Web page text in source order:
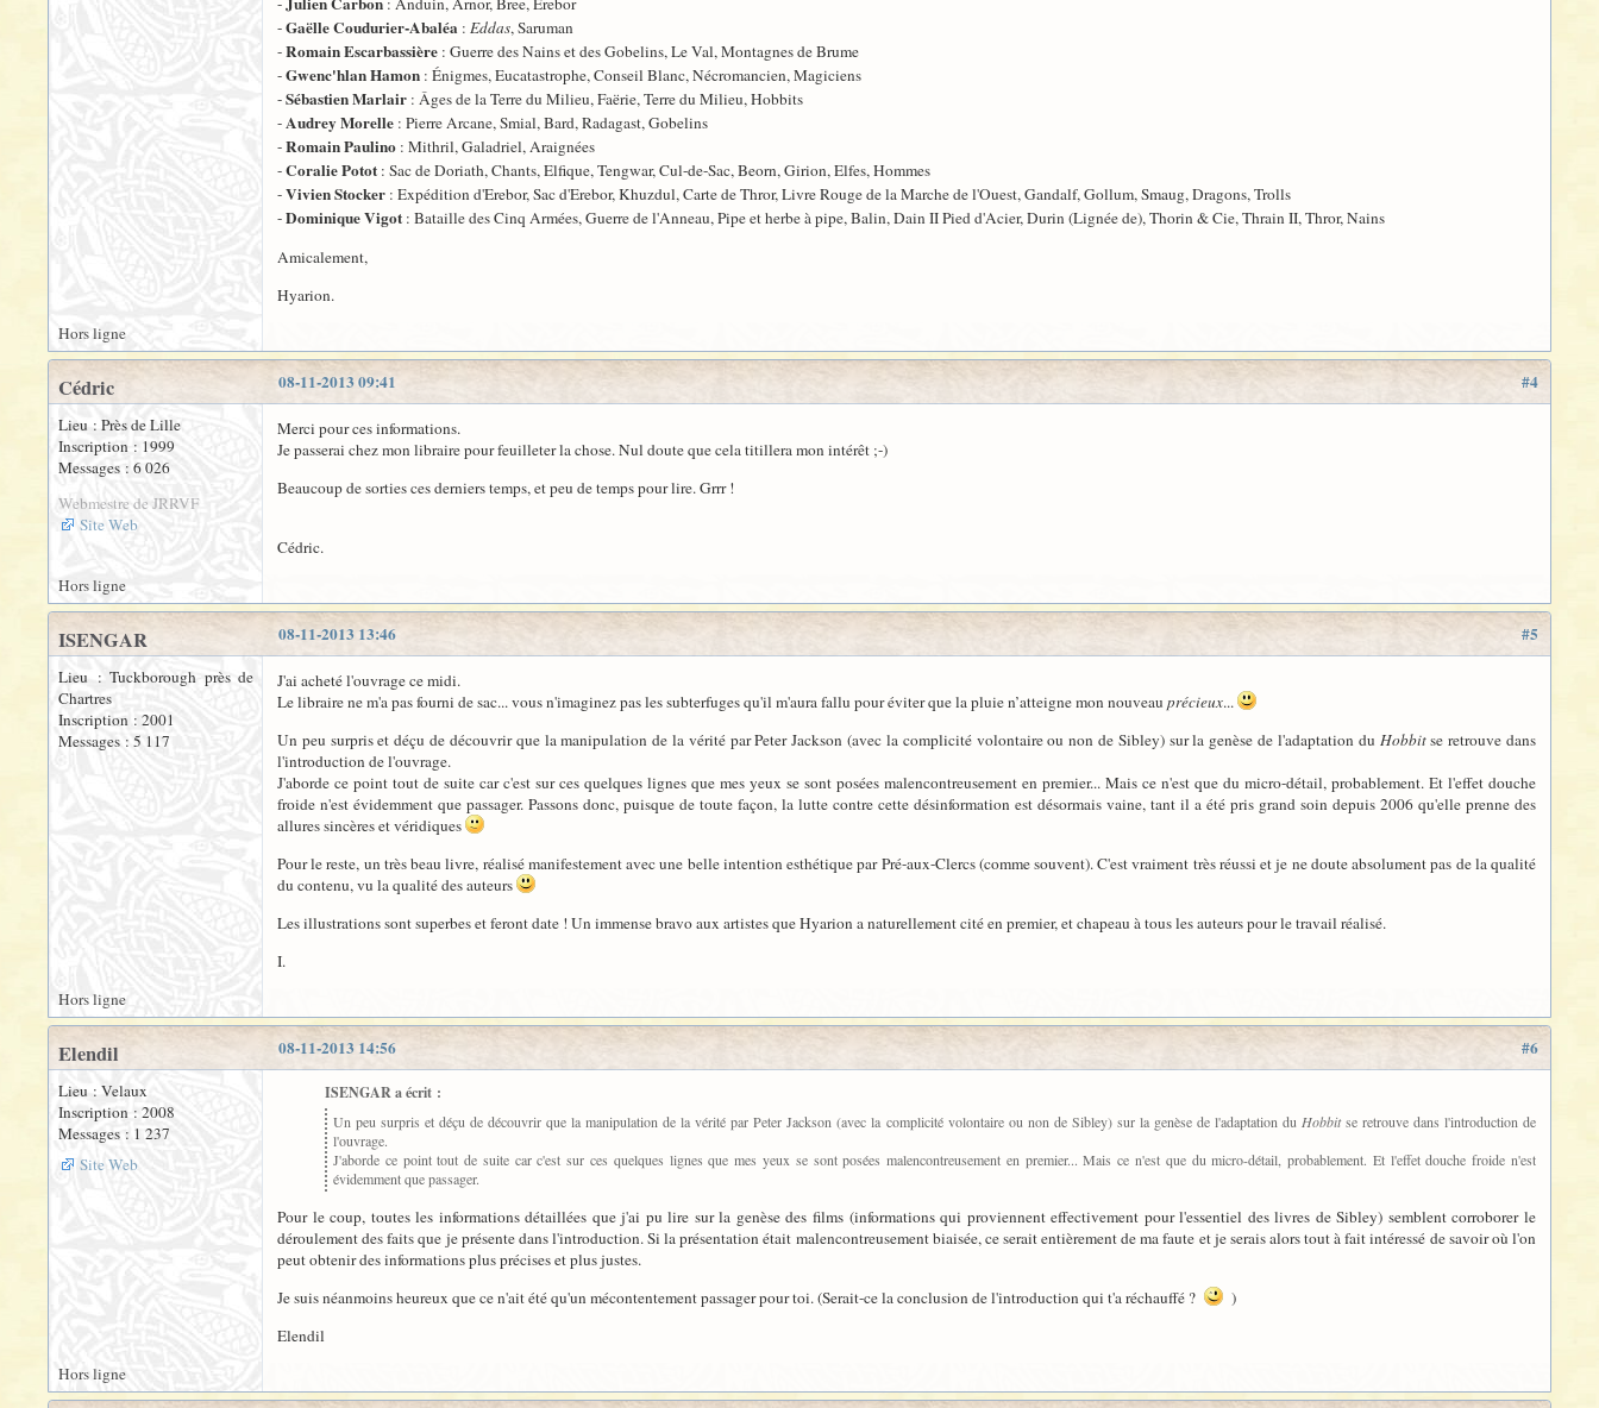
-Gaëlle Coudurier-Abaléa : Eddas, Saruman
-Romain Escarbassière : Guerre des Nains et des Gobelins, Le Val, Montagnes de Brume
-Gwenc'hlan Hamon : Énigmes, Eucatastrophe, Conseil Blanc, Nécromancien, Magiciens
-Sébastien Marlair : Âges de la Terre du Milieu, Faërie, Terre du Milieu, Hobbits
-Audrey Morelle : Pierre Arcane, Smial, Bard, Radagast, Gobelins
-Romain Paulino : Mithril, Galadriel, Araignées
-Coralie Potot: Sac de Doriath, Chants, Elfique, Tengwar, Cul-de-Sac, Beorn, Girion, Elfes, Hommes
-Vivien Stocker : Expédition d'Erebor, Sac d'Erebor, Khuzdul, Carte de Thror, Livre Rouge de la Marche de l'Ouest, Gandalf, Gollum, Smaug, Dragons, Trolls
-Dominique Vigot: Bataille des Cinq Armées, Guerre de l'Anneau, Pipe et herbe à pipe, Balin, Dain II Pied d'Acier, Durin (Lignée de), Thorin & Cie, Thrain II, Thror, Nains
Amicalement,
Hyarion.
Hors ligne
#4
08-11-2013 09:41
Cédric
Lieu : Près de Lille
Inscription : 1999
Messages : 6 026
Webmestre de JRRVF
Site Web
Merci pour ces informations.
Je passerai chez mon libraire pour feuilleter la chose. Nul doute que cela titillera mon intérêt ;-)
Beaucoup de sorties ces derniers temps, et peu de temps pour lire. Grrr !
Cédric.
Hors ligne
#5
08-11-2013 13:46
ISENGAR
Lieu : Tuckborough près de
Chartres
Inscription : 2001
Messages : 5 117
J'ai acheté l'ouvrage ce midi.
Le libraire ne m'a pas fourni de sac... vous n'imaginez pas les subterfuges qu'il m'aura fallu pour éviter que la pluie n’atteigne mon nouveau précieux...
Un peu surpris et déçu de découvrir que la manipulation de la vérité par Peter Jackson (avec la complicité volontaire ou non de Sibley) sur la genèse de l'adaptation du Hobbitse retrouve dans
l'introduction de l'ouvrage.
J'aborde ce point tout de suite car c'est sur ces quelques lignes que mes yeux se sont posées malencontreusement en premier... Mais ce n'est que du micro-détail, probablement. Et l'effet douche
froide n'est évidemment que passager. Passons donc, puisque de toute façon, la lutte contre cette désinformation est désormais vaine, tant il a été pris grand soin depuis 2006 qu'elle prenne des
allures sincères et véridiques
Pour le reste, un très beau livre, réalisé manifestement avec une belle intention esthétique par Pré-aux-Clercs (comme souvent). C'est vraiment très réussi et je ne doute absolument pas de la qualité
du contenu, vu la qualité des auteurs
Les illustrations sont superbes et feront date ! Un immense bravo aux artistes que Hyarion a naturellement cité en premier, et chapeau à tous les auteurs pour le travail réalisé.
I.
Hors ligne
#6
08-11-2013 14:56
Elendil
Lieu : Velaux
Inscription : 2008
Messages : 1 237
Site Web
ISENGAR a écrit :
Un peu surpris et déçu de découvrir que la manipulation de la vérité par Peter Jackson (avec la complicité volontaire ou non de Sibley) sur la genèse de l'adaptation du Hobbitse retrouve dans l'introduction de
l'ouvrage.
J'aborde ce point tout de suite car c'est sur ces quelques lignes que mes yeux se sont posées malencontreusement en premier... Mais ce n'est que du micro-détail, probablement. Et l'effet douche froide n'est
évidemment que passager.
Pour le coup, toutes les informations détaillées que j'ai pu lire sur la genèse des films (informations qui proviennent effectivement pour l'essentiel des livres de Sibley) semblent corroborer le
déroulement des faits que je présente dans l'introduction. Si la présentation était malencontreusement biaisée, ce serait entièrement de ma faute et je serais alors tout à fait intéressé de savoir où l'on
peut obtenir des informations plus précises et plus justes.
Je suis néanmoins heureux que ce n'ait été qu'un mécontentement passager pour toi. (Serait-ce la conclusion de l'introduction qui t'a réchauffé ?
)
Elendil
Hors ligne